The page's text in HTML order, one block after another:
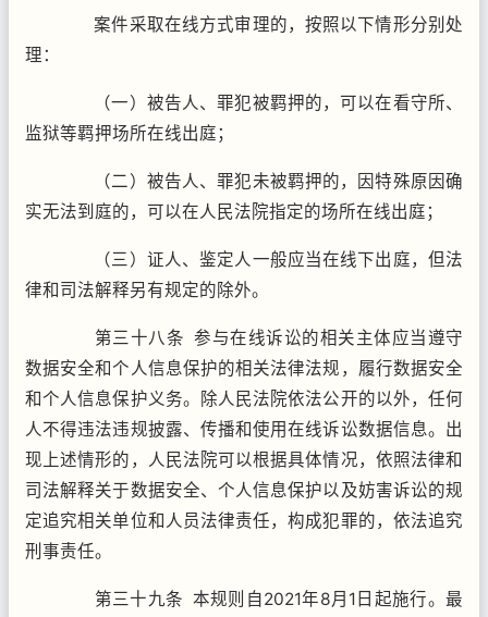
案件采取在线方式审理的，按照以下情形分别处
理：
（一）被告人、罪犯被羁押的，可以在看守所、
监狱等羁押场所在线出庭；
（二）被告人、罪犯未被羁押的，因特殊原因确
实无法到庭的，可以在人民法院指定的场所在线出庭；
（三）证人、鉴定人一般应当在线下出庭，但法
律和司法解释另有规定的除外。
第三十八条 参与在线诉讼的相关主体应当遵守
数据安全和个人信息保护的相关法律法规，履行数据安全
和个人信息保护义务。除人民法院依法公开的以外，任何
人不得违法违规披露、传播和使用在线诉讼数据信息。出
现上述情形的，人民法院可以根据具体情况，依照法律和
司法解释关于数据安全、个人信息保护以及妨害诉讼的规
定追究相关单位和人员法律责任，构成犯罪的，依法追究
刑事责任。
第三十九条 本规则自2021年8月1日起施行。最